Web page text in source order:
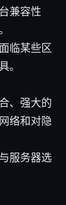
兼容性
临某些区
。
、强大的
络和对隐
服务器选